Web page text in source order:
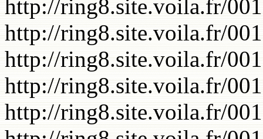
http://ring8.site.voila.fr/
http://ring8.site.voila.fr/
http://ring8.site.voila.fr/
http://ring8.site.voila.fr/
http://ring8.site.voila.fr/